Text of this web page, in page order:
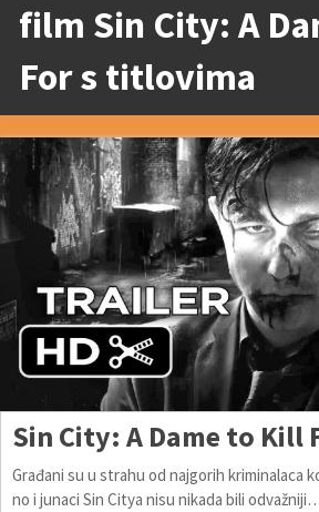
film Sin City: A
For s titlovima
Sin City: A Dame to Kill
Građani su u strahu od najgorih kriminalaca
no i junaci Sin Citya nisu nikada bili